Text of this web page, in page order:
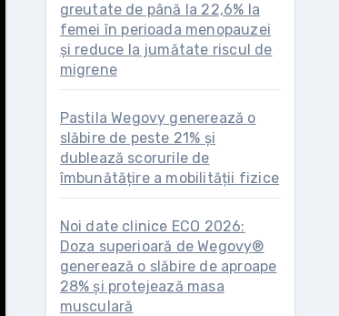
greutate de până la 22,6% la
femei în perioada menopauzei
și reduce la jumătate riscul de
migrene
Pastila Wegovy generează o
slăbire de peste 21% și
dublează scorurile de
îmbunătățire a mobilității fizice
Noi date clinice ECO 2026:
Doza superioară de Wegovy®
generează o slăbire de aproape
28% și protejează masa
musculară